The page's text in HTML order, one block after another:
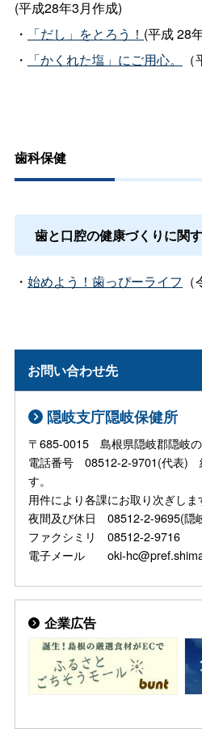
(平成28年3月作成)
・
「だし」をとろう！ (平成28
・
「かくれた塩」にご用心。
歯科保健
歯と口腔の健康づくりに関
・ 始めよう！歯っぴーライフ
お問い合わせ先
隠岐支庁隠岐保健所
〒685-0015 島根県隠岐郡隠岐
電話番号 08512-2-9701(代表)
す。
用件により各課にお取り次ぎしま
夜間及び休日 08512-2-9695(隠
ファクシミリ 08512-2-9716
電子メール oki-
企業広告